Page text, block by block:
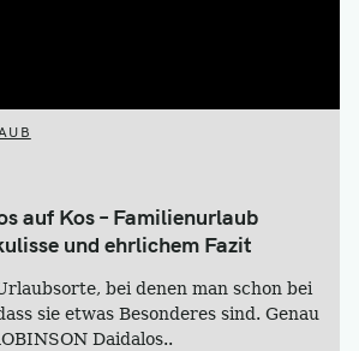
auf Kos – Familienurlaub
und ehrlichem Fazit
bei denen man schon bei
sie etwas Besonderes sind. Genau
Daidalos..